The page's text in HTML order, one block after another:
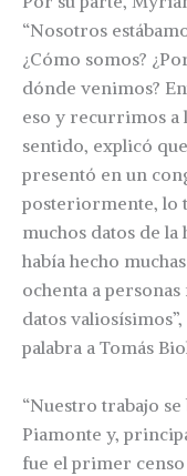
“Nosotros
¿Cómo somos?
dónde venimos?
eso y recurrimos a
sentido, explicó
presentó en un
posteriormente, lo
muchos datos de
había hecho
ochenta a
datos
palabra a Tomás
“Nuestro trabajo
Piamonte y,
fue el primer